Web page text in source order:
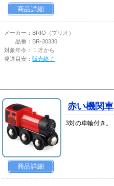
商品詳細
メーカー： BRIO（ブリオ）
品番： BR-30330
対象年令：
１才から
発送目安：販売終了
商品詳細
赤い機関車
3対の車輪付き。